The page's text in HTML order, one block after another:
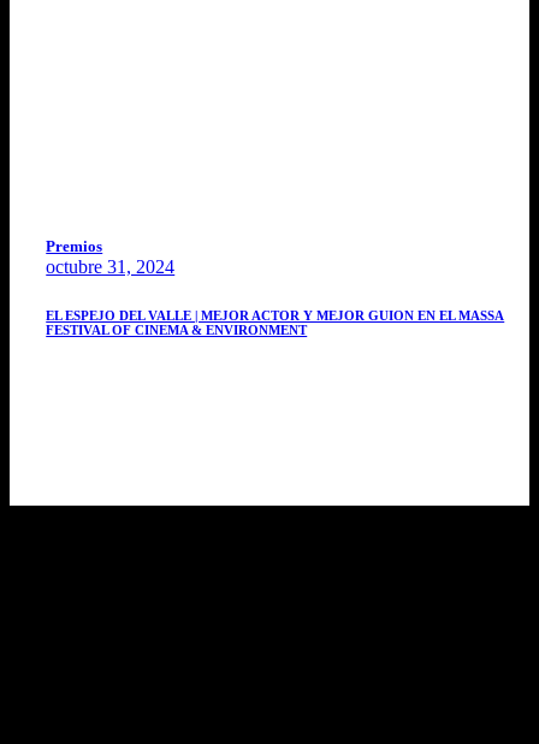
Premios
octubre 31, 2024
EL ESPEJO DEL VALLE | MEJOR ACTOR Y MEJOR GUION EN EL MASSA
FESTIVAL OF CINEMA & ENVIRONMENT